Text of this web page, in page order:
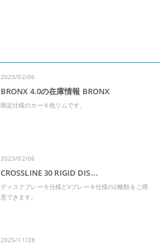
2023/02/06
BRONX 4.0の在庫情報 BRONX
限定仕様のカーキ色リムです。
2023/02/06
CROSSLINE 30 RIGID DIS...
ディスクブレーキ仕様とVブレーキ仕様の2種類をご用
意できます。
2025/11/28